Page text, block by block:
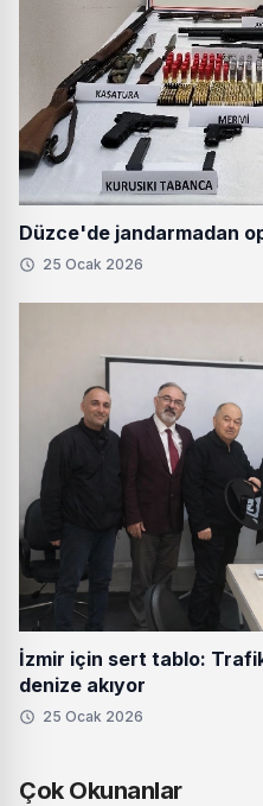
Düzce'de jandarmadan
25 Ocak 2026
İzmir için sert tablo:
denize akıyor
25 Ocak 2026
Çok Okunanlar